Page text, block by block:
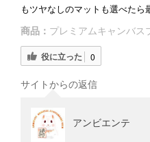
もツヤなしのマットも選べたら
商品： プレミアムキャンバス
役に立った 0
サイトからの返信
アンビエンテ